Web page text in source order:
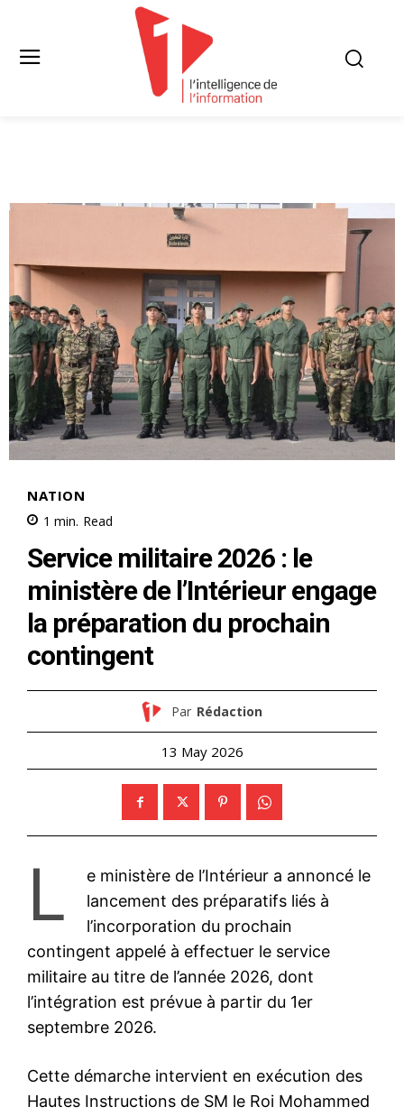
NATION
1 min. Read
Service militaire 2026 : le
ministère de l’Intérieur engage
la préparation du prochain
contingent
Par Rédaction
13 May 2026
L
e ministère de l’Intérieur a annoncé le
lancement des préparatifs liés à
l’incorporation du prochain
contingent appelé à effectuer le service
militaire au titre de l’année 2026, dont
l’intégration est prévue à partir du 1er
septembre 2026.
Cette démarche intervient en exécution des
Hautes Instructions de SM le Roi Mohammed